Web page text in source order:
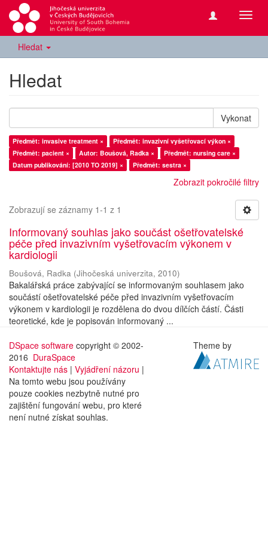
Hledat
Hledat
Vykonat
Předmět: invasive treatment ×
Předmět: invazivní vyšetřovací výkon ×
Předmět: pacient ×
Autor: Boušová, Radka ×
Předmět: nursing care ×
Datum publikování: [2010 TO 2019] ×
Předmět: sestra ×
Zobrazit pokročilé filtry
Zobrazují se záznamy 1-1 z 1
Informovaný souhlas jako součást ošetřovatelské
péče před invazivním vyšetřovacím výkonem v
kardiologii
Boušová, Radka (Jihočeská univerzita, 2010)
Bakalářská práce zabývající se informovaným souhlasem jako
součástí ošetřovatelské péče před invazivním vyšetřovacím
výkonem v kardiologii je rozdělena do dvou dílčích částí. Části
teoretické, kde je popisován informovaný ...
DSpace software copyright © 2002-
2016 DuraSpace
Kontaktujte nás | Vyjádření názoru |
Na tomto webu jsou používány
pouze cookies nezbytně nutné pro
zajištění fungování webu, pro které
není nutné získat souhlas.
Theme by